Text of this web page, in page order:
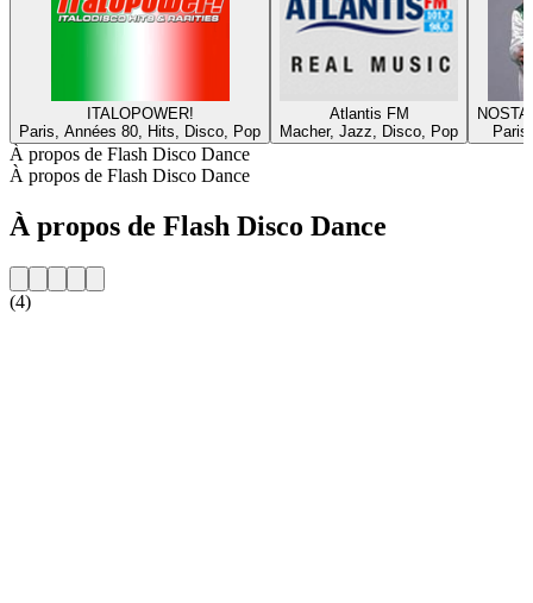
ITALOPOWER!
Paris, Années 80, Hits, Disco, Pop
Atlantis FM
Macher, Jazz, Disco, Pop
À propos de Flash Disco Dance
À propos de Flash Disco Dance
À propos de Flash Disco Dance
(4)